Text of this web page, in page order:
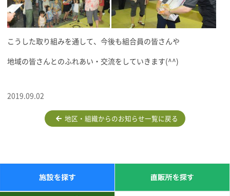
こうした取り組みを通して、今後も組合員の皆さんや
地域の皆さんとのふれあい・交流をしていきます(^^)
2019.09.02
地区・組織からのお知らせ一覧に戻る